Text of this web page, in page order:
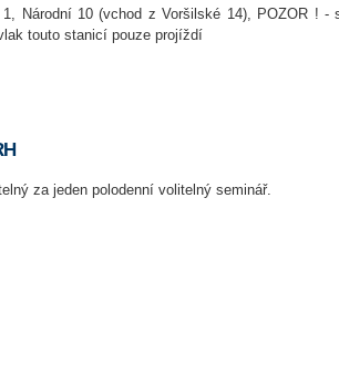
1, Národní 10 (vchod z Voršilské 14), POZOR ! -
touto stanicí pouze projíždí
za jeden polodenní volitelný seminář.